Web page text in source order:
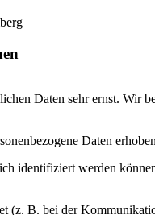
Daten sehr ernst. Wir
Daten
identifiziert werden
(z. B. bei der